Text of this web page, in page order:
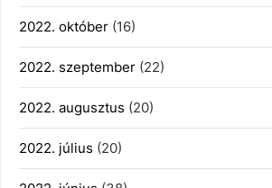
2022. október (16)
2022. szeptember (22)
2022. augusztus (20)
2022. július (20)